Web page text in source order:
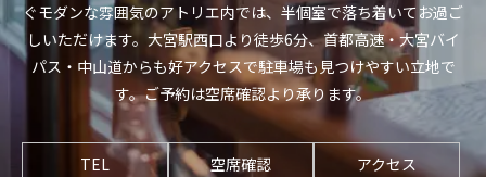
ぐモダンな雰囲気のアトリエ内では、半個室で落ち着いてお過ご
しいただけます。大宮駅西口より徒歩6分、首都高速・大宮バイ
パス・中山道からも好アクセスで駐車場も見つけやすい立地で
す。ご予約は空席確認より承ります。
TEL 空席確認 アクセス